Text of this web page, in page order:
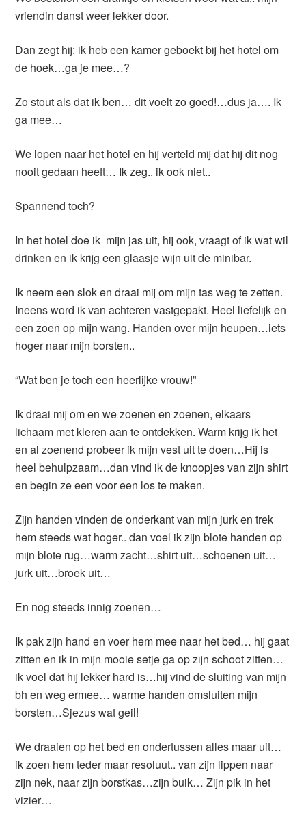
vriendin danst weer lekker door.
Dan zegt hij: ik heb een kamer geboekt bij het hotel om
de hoek…ga je mee…?
Zo stout als dat ik ben… dit voelt zo goed!…dus ja…. Ik
ga mee…
We lopen naar het hotel en hij verteld mij dat hij dit nog
nooit gedaan heeft… Ik zeg.. ik ook niet..
Spannend toch?
In het hotel doe ik mijn jas uit, hij ook, vraagt of ik wat wil
drinken en ik krijg een glaasje wijn uit de minibar.
Ik neem een slok en draai mij om mijn tas weg te zetten.
Ineens word ik van achteren vastgepakt. Heel liefelijk en
een zoen op mijn wang. Handen over mijn heupen…iets
hoger naar mijn borsten..
“Wat ben je toch een heerlijke vrouw!”
Ik draai mij om en we zoenen en zoenen, elkaars
lichaam met kleren aan te ontdekken. Warm krijg ik het
en al zoenend probeer ik mijn vest uit te doen…Hij is
heel behulpzaam…dan vind ik de knoopjes van zijn shirt
en begin ze een voor een los te maken.
Zijn handen vinden de onderkant van mijn jurk en trek
hem steeds wat hoger.. dan voel ik zijn blote handen op
mijn blote rug…warm zacht…shirt uit…schoenen uit…
jurk uit…broek uit…
En nog steeds innig zoenen…
Ik pak zijn hand en voer hem mee naar het bed… hij gaat
zitten en ik in mijn mooie setje ga op zijn schoot zitten…
ik voel dat hij lekker hard is…hij vind de sluiting van mijn
bh en weg ermee… warme handen omsluiten mijn
borsten…Sjezus wat geil!
We draaien op het bed en ondertussen alles maar uit…
ik zoen hem teder maar resoluut.. van zijn lippen naar
zijn nek, naar zijn borstkas…zijn buik… Zijn pik in het
vizier…